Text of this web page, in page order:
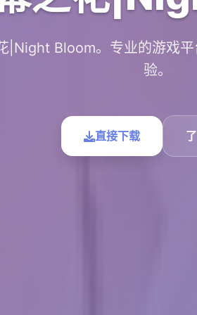
|Night Bloom。专业的游戏
验。
直接下载